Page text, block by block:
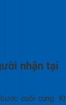
nhận tại
cuối cùng.